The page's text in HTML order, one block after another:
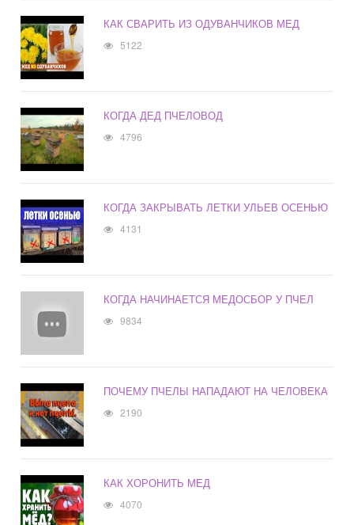
КАК СВАРИТЬ ИЗ ОДУВАНЧИКОВ МЕД
5122
КОГДА ДЕД ПЧЕЛОВОД
4796
КОГДА ЗАКРЫВАТЬ ЛЕТКИ УЛЬЕВ ОСЕНЬЮ
4131
КОГДА НАЧИНАЕТСЯ МЕДОСБОР У ПЧЕЛ
9834
ПОЧЕМУ ПЧЕЛЫ НАПАДАЮТ НА ЧЕЛОВЕКА
2190
КАК ХОРОНИТЬ МЕД
4070